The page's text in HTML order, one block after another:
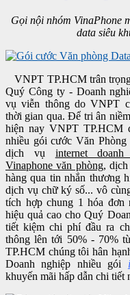
Gọi nội nhóm VinaPhone
data siêu
VNPT TP.HCM trân
Quý Công ty - Doanh
vụ viễn thông do VNPT
thời gian qua. Để tri ân
hiện nay VNPT TP.HCM
nhiều gói cước Văn
dịch vụ internet doanh
Vinaphone văn phòng, dịch
hàng qua tin nhắn thương
dịch vụ chữ ký số... vô
tích hợp chung 1 hóa đơn
hiệu quả cao cho Quý
tiết kiệm chi phí đầu ra
thông lên tới 50% - 70%
TP.HCM chúng tôi hân
Doanh nghiệp nhiều gói
khuyến mãi hấp dẫn chi tiết